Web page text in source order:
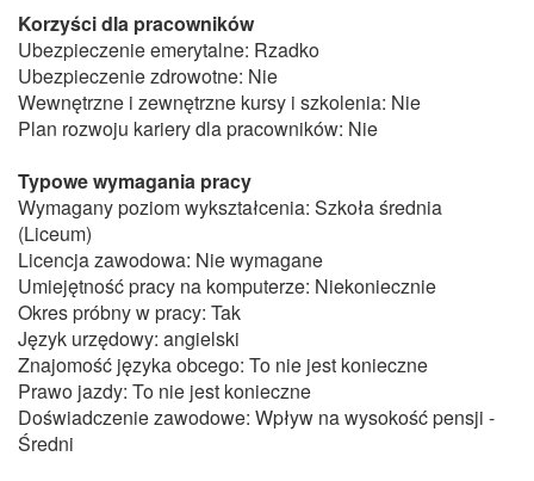
Korzyści dla pracowników
Ubezpieczenie emerytalne: Rzadko
Ubezpieczenie zdrowotne: Nie
Wewnętrzne i zewnętrzne kursy i szkolenia: Nie
Plan rozwoju kariery dla pracowników: Nie
Typowe wymagania pracy
Wymagany poziom wykształcenia: Szkoła średnia
(Liceum)
Licencja zawodowa: Nie wymagane
Umiejętność pracy na komputerze: Niekoniecznie
Okres próbny w pracy: Tak
Język urzędowy: angielski
Znajomość języka obcego: To nie jest konieczne
Prawo jazdy: To nie jest konieczne
Doświadczenie zawodowe: Wpływ na wysokość pensji -
Średni